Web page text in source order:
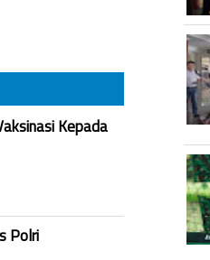
Kepada
Polri